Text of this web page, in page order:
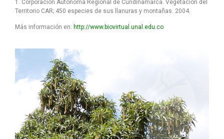
1. Corporación Autónoma Regional de Cundinamarca. Vegetación del
Territorio CAR; 450 especies de sus llanuras y montañas. 2004.
Más información en: http://www.biovirtual.unal.edu.co